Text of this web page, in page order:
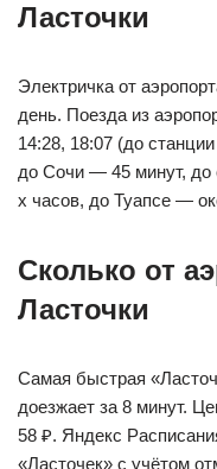
Ласточки
Электричка от
день. Поезда из
14:28, 18:07 (до
до Сочи — 45 минут, до
х часов, до Туапсе —
Сколько от
Ласточки
Самая быстрая
доезжает за 8 минут.
58 ₽. Яндекс
«Ласточек» с учётом